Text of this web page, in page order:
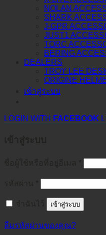
NOLAN
SHARK
J-GPR
JUST1
TORC
BERING
DEALERS
TROY LEE
ORIGINE
เข้าสู่ระบบ
LOGIN WITH FACEBOOK
เข้าสู่ระบบ
ลืมรหัสผ่านของคุณ?